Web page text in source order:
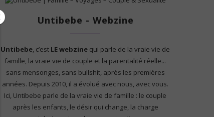
Untibebe - Webzine
Untibebe, c’est LE webzine qui parle de la vraie vie de
famille, la vraie vie de couple et la parentalité réelle...
sans mensonges, sans bullshit, après les premières
années. Depuis 2010, il a évolué avec nous, avec vous.
Ici, Untibebe parle de la vraie vie de famille : le couple
après les enfants, le désir qui change, la charge